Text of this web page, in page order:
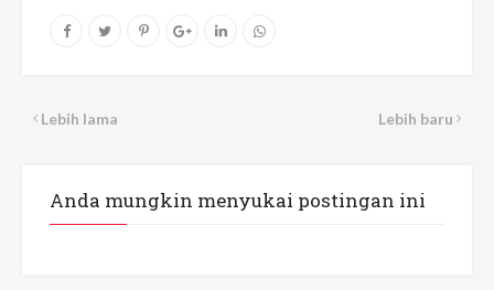
Lebih baru
Lebih lama
Anda mungkin menyukai postingan ini